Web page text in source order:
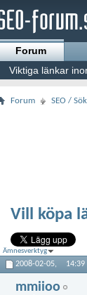
Forum
Viktiga länkar
Forum SEO /
Vill köpa
Ämnesverktyg
2008-02-05, 14:39
mmiioo